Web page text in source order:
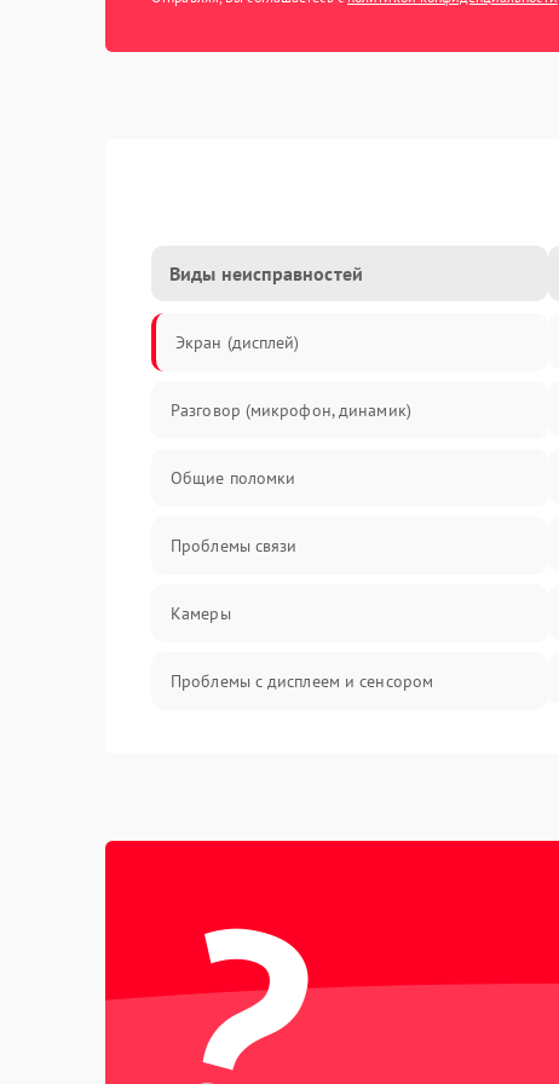
Виды неисправностей
Экран (дисплей)
Разговор (микрофон, динамик)
Общие поломки
Проблемы связи
Камеры
Проблемы с дисплеем и сенсором
аккумулятором